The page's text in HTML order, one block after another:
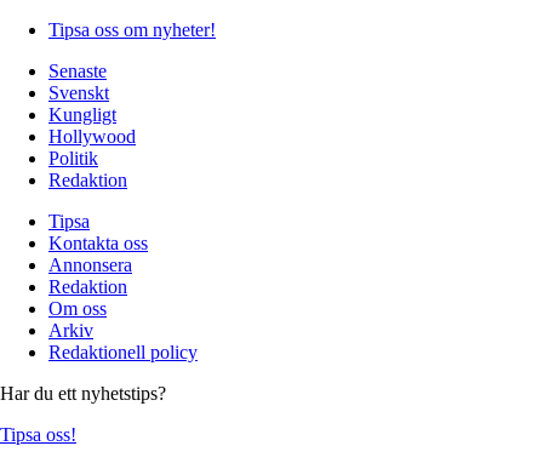
Tipsa oss om nyheter!
Senaste
Svenskt
Kungligt
Hollywood
Politik
Redaktion
Tipsa
Kontakta oss
Annonsera
Redaktion
Om oss
Arkiv
Redaktionell policy
Har du ett nyhetstips?
Tipsa oss!